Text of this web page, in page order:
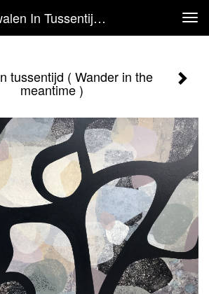
Ank Scheen - Dwalen In Tussentijd ( Wander In The Meantime )
tussentijd ( Wander in the
meantime )